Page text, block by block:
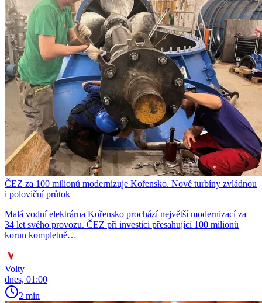
ČEZ za 100 milionů modernizuje Kořensko. Nové turbíny zvládnou
i poloviční průtok
Malá vodní elektrárna Kořensko prochází největší modernizací za
34 let svého provozu. ČEZ při investici přesahující 100 milionů
korun kompletně…
Volty
dnes, 01:00
2 min